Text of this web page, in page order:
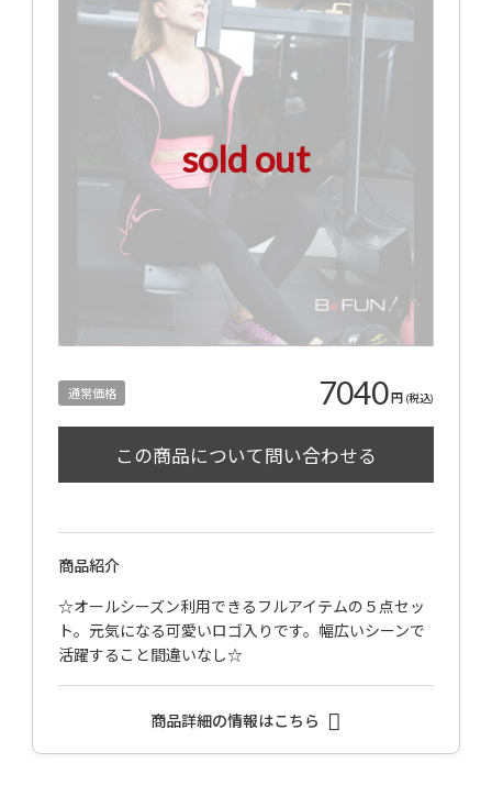
sold out
通常価格 7040 円 (税込)
商品紹介
☆オールシーズン利用できるフルアイテムの５点セッ
ト。元気になる可愛いロゴ入りです。幅広いシーンで
活躍すること間違いなし☆
商品詳細の情報はこちら